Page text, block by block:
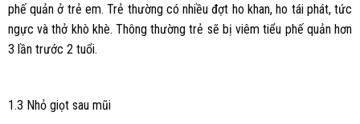
phế quản ở trẻ em. Trẻ thường có nhiều đợt ho khan, ho tái phát, tức
ngực và thở khò khè. Thông thường trẻ sẽ bị viêm tiểu phế quản hơn
3 lần trước 2 tuổi.
1.3 Nhỏ giọt sau mũi